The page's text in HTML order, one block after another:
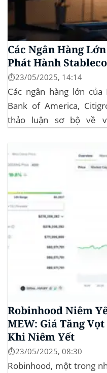
Các Ngân Hàng
Phát Hành
⏱️23/05/2025, 14:14
Các ngân hàng lớn của
Bank of America,
thảo luận sơ bộ về
tiền điện tử. Các...
Robinhood Niêm
MEW: Giá Tăng
Khi Niêm Yết
⏱️23/05/2025, 08:30
Robinhood, một trong